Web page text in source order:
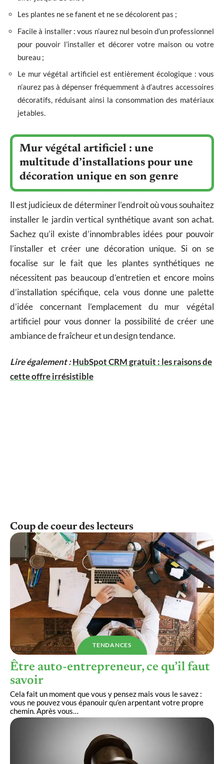
Les plantes ne se fanent et ne se décolorent pas ;
Facile à installer : vous n’aurez nul besoin d’un professionnel
pour pouvoir l’installer et décorer votre maison ou votre
bureau ;
Le mur végétal artificiel est entièrement écologique : vous
n’aurez pas à dépenser fréquemment à d’autres accessoires
décoratifs, réduisant ainsi la consommation des matériaux
jetables.
Mur végétal artificiel : une
multitude d’installations pour une
décoration unique en son genre
Il est judicieux de déterminer l’endroit où vous souhaitez
installer le jardin vertical synthétique avant son achat.
Sachez qu’il existe d’innombrables idées pour pouvoir
l’installer et créer une décoration unique. Si on se
focalise sur le fait que les plantes synthétiques ne
nécessitent pas beaucoup d’entretien et encore moins
d’installation spécifique, cela vous donne une palette
d’idée concernant l’emplacement du mur végétal
artificiel pour vous donner la possibilité de créer une
ambiance de fraîcheur et un design tendance.
Lire également :HubSpot CRM gratuit : les raisons de
cette offre irrésistible
Coup de coeur des lecteurs
TENDANCES
Être auto-entrepreneur, ce qu’il faut
savoir
Cela fait un moment que vous y pensez mais vous le savez :
vous ne pouvez vous épanouir qu’en arpentant votre propre
chemin. Après vous…